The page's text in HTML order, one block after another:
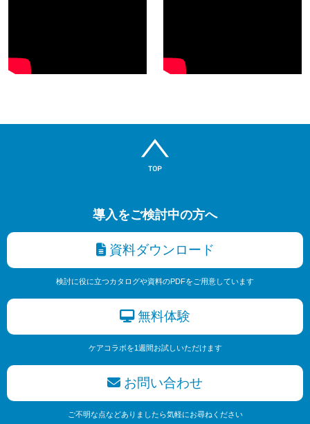
導入をご検討中の方へ
資料ダウンロード
検討に役に立つカタログや資料のPDFをご用意しています
無料体験
ケアコラボを1週間お試しいただけます
お問い合わせ
ご不明な点などありましたら気軽にお尋ねください